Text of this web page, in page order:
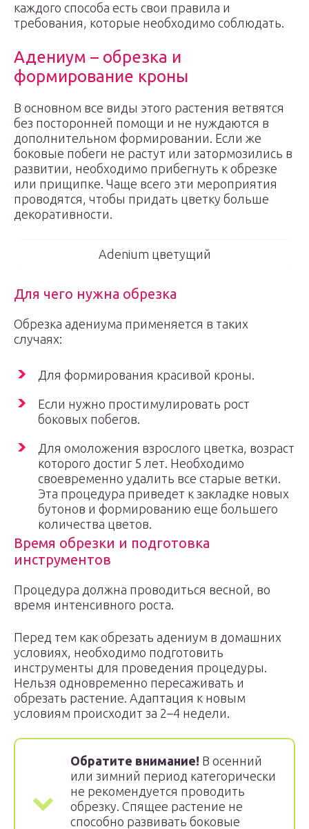
каждого способа есть свои правила и
требования, которые необходимо соблюдать.
Адениум – обрезка и
формирование кроны
В основном все виды этого растения ветвятся
без посторонней помощи и не нуждаются в
дополнительном формировании. Если же
боковые побеги не растут или затормозились в
развитии, необходимо прибегнуть к обрезке
или прищипке. Чаще всего эти мероприятия
проводятся, чтобы придать цветку больше
декоративности.
Adenium цветущий
Для чего нужна обрезка
Обрезка адениума применяется в таких
случаях:
Для формирования красивой кроны.
Если нужно простимулировать рост
боковых побегов.
Для омоложения взрослого цветка, возраст
которого достиг 5 лет. Необходимо
своевременно удалить все старые ветки.
Эта процедура приведет к закладке новых
бутонов и формированию еще большего
количества цветов.
Время обрезки и подготовка
инструментов
Процедура должна проводиться весной, во
время интенсивного роста.
Перед тем как обрезать адениум в домашних
условиях, необходимо подготовить
инструменты для проведения процедуры.
Нельзя одновременно пересаживать и
обрезать растение. Адаптация к новым
условиям происходит за 2–4 недели.
Обратите внимание! В осенний
или зимний период категорически
не рекомендуется проводить
обрезку. Спящее растение не
способно развивать боковые